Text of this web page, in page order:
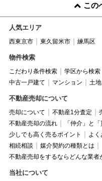
この
人気エリア
西東京市 東久留米市 練馬区
物件検索
こだわり条件検索 学区から検索
中古一戸建て
マンション 土地
不動産売却について
売却について 不動産1分査定
不動産売却の流れ
「仲介」と
少しでも高く売るポイント
よ
相続相談
媒介契約の種類とは
不動産売却をするならどんな業者
当社について